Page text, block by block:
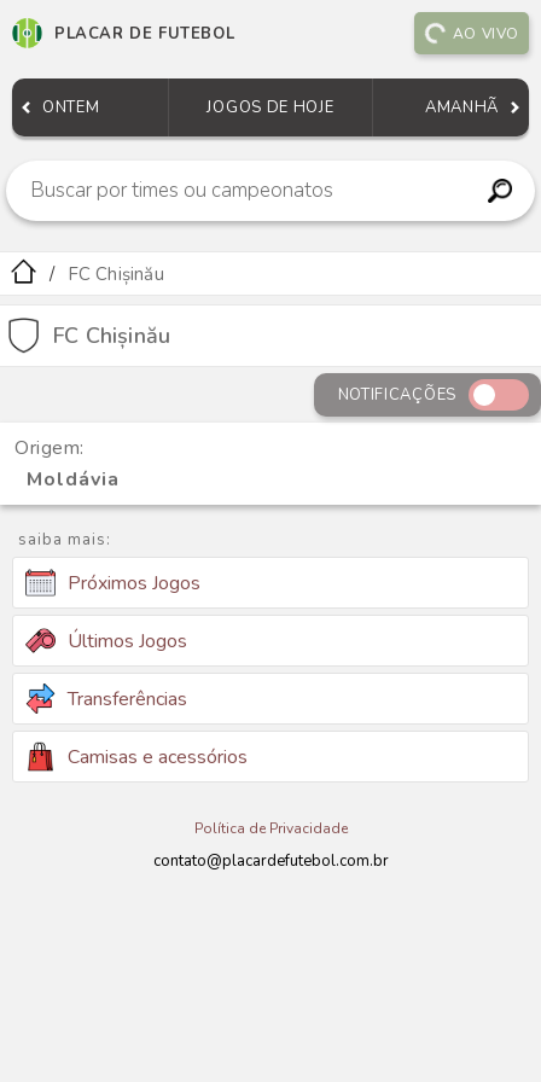
PLACAR DE FUTEBOL AO VIVO
ONTEM JOGOS DE HOJE AMANHÃ
FC Chișinău
FC Chișinău
NOTIFICAÇÕES
Origem:
Moldávia
saiba mais:
Próximos Jogos
Últimos Jogos
Transferências
Camisas e acessórios
Política de Privacidade
contato@placardefutebol.com.br